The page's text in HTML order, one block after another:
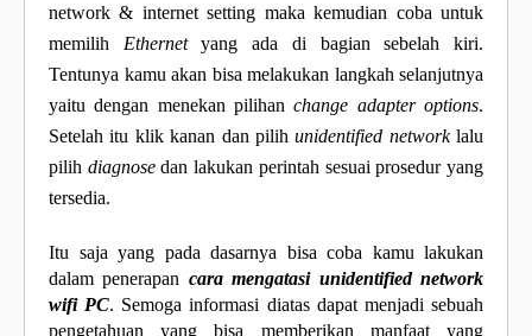
network & internet setting maka kemudian coba untuk
memilih Ethernetyang ada di bagian sebelah kiri.
Tentunya kamu akan bisa melakukan langkah selanjutnya
yaitu dengan menekan pilihanchange adapter options.
Setelah itu klik kanan dan pilihunidentified networklalu
pilih diagnosedan lakukan perintah sesuai prosedur yang
tersedia.
Itu saja yang pada dasarnya bisa coba kamu lakukan
dalam penerapan cara mengatasi unidentified network
wifi PC. Semoga informasi diatas dapat menjadi sebuah
pengetahuan yang bisa memberikan manfaat yang